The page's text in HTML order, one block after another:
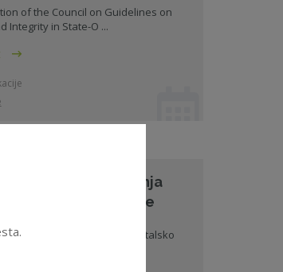
of the Council on Guidelines on
Integrity in State-O ...
upravljanja
naložbo države
upravljanja družb s kapitalsko